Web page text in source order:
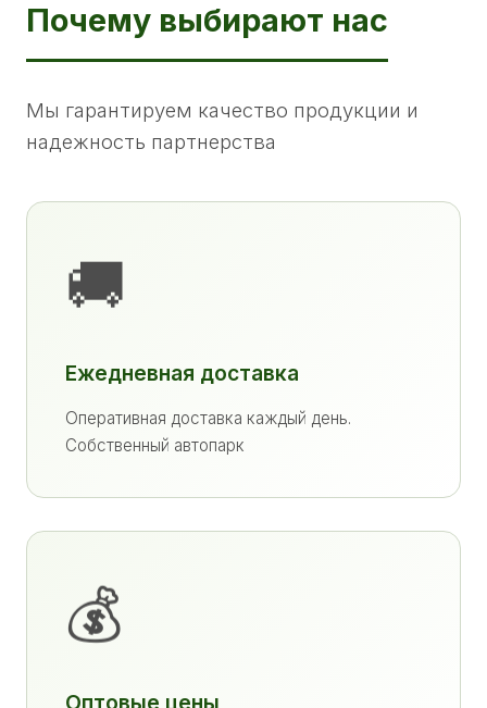
Почему выбирают нас
Мы гарантируем качество продукции и
надежность партнерства
🚚
Ежедневная доставка
Оперативная доставка каждый день.
Собственный автопарк
💰
Оптовые цены